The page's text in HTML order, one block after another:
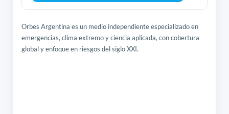
Orbes Argentina es un medio independiente especializado en
emergencias, clima extremo y ciencia aplicada, con cobertura
global y enfoque en riesgos del siglo XXI.